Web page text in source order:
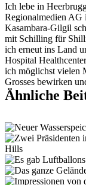
Ich lebe in
Regionalmedien AG
Kasambara-Gilgil
mit Schilling für
ich erneut ins Land
Hospital
ich möglichst vielen
Grosses bewirken
Ähnliche